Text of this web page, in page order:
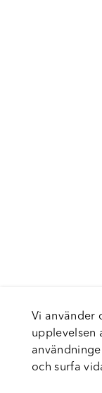
Vi använder
upplevelsen
och surfa